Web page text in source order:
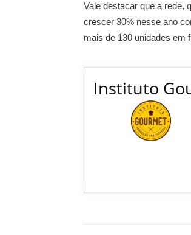
Vale destacar que a rede,
crescer 30% nesse ano
mais de 130 unidades em
Instituto